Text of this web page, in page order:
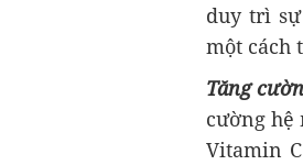
duy trì
một cách
Tăng
cường hệ
Vitamin